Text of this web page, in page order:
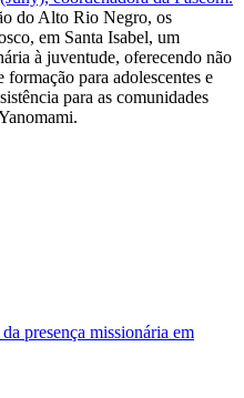
do Alto Rio Negro, os
em Santa Isabel, um
à juventude, oferecendo não
formação para adolescentes e
para as comunidades